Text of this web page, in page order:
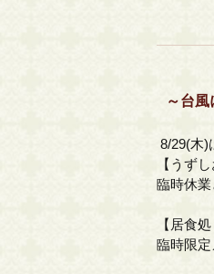
～台
8/29(木)
【うず
臨時休業
【居食
臨時限定